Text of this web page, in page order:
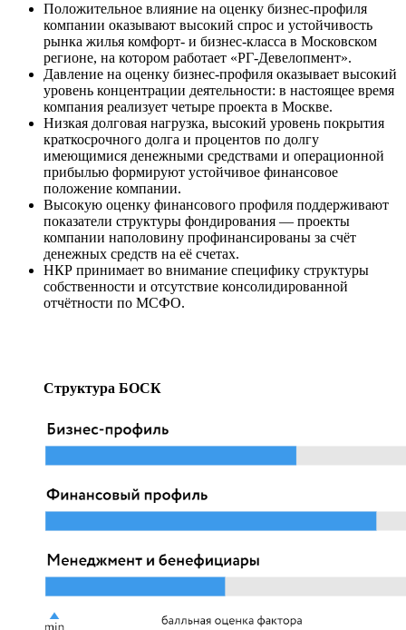
Положительное влияние на оценку бизнес-профиля
компании оказывают высокий спрос и устойчивость
рынка жилья комфорт- и бизнес-класса в Московском
регионе, на котором работает «РГ-Девелопмент».
Давление на оценку бизнес-профиля оказывает высокий
уровень концентрации деятельности: в настоящее время
компания реализует четыре проекта в Москве.
Низкая долговая нагрузка, высокий уровень покрытия
краткосрочного долга и процентов по долгу
имеющимися денежными средствами и операционной
прибылью формируют устойчивое финансовое
положение компании.
Высокую оценку финансового профиля поддерживают
показатели структуры фондирования — проекты
компании наполовину профинансированы за счёт
денежных средств на её счетах.
НКР принимает во внимание специфику структуры
собственности и отсутствие консолидированной
отчётности по МСФО.
Структура БОСК